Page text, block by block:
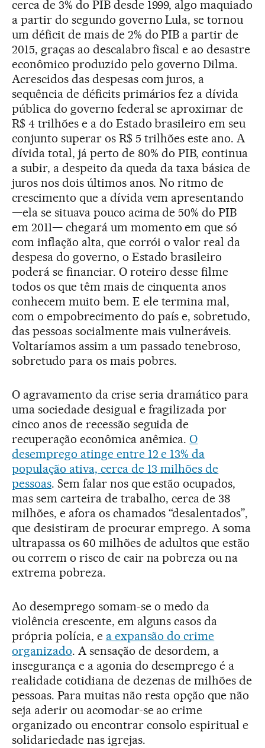
cerca de 3% do PIB desde 1999, algo maquiado
a partir do segundo governo Lula, se tornou
um déficit de mais de 2% do PIB a partir de
2015, graças ao descalabro fiscal e ao desastre
econômico produzido pelo governo Dilma.
Acrescidos das despesas com juros, a
sequência de déficits primários fez a dívida
pública do governo federal se aproximar de
R$ 4 trilhões e a do Estado brasileiro em seu
conjunto superar os R$ 5 trilhões este ano. A
dívida total, já perto de 80% do PIB, continua
a subir, a despeito da queda da taxa básica de
juros nos dois últimos anos. No ritmo de
crescimento que a dívida vem apresentando
—ela se situava pouco acima de 50% do PIB
em 2011— chegará um momento em que só
com inflação alta, que corrói o valor real da
despesa do governo, o Estado brasileiro
poderá se financiar. O roteiro desse filme
todos os que têm mais de cinquenta anos
conhecem muito bem. E ele termina mal,
com o empobrecimento do país e, sobretudo,
das pessoas socialmente mais vulneráveis.
Voltaríamos assim a um passado tenebroso,
sobretudo para os mais pobres.
O agravamento da crise seria dramático para
uma sociedade desigual e fragilizada por
cinco anos de recessão seguida de
recuperação econômica anêmica. O
desemprego atinge entre 12 e 13% da
população ativa, cerca de 13 milhões de
pessoas. Sem falar nos que estão ocupados,
mas sem carteira de trabalho, cerca de 38
milhões, e afora os chamados “desalentados”,
que desistiram de procurar emprego. A soma
ultrapassa os 60 milhões de adultos que estão
ou correm o risco de cair na pobreza ou na
extrema pobreza.
Ao desemprego somam-se o medo da
violência crescente, em alguns casos da
própria polícia, e a expansão do crime
organizado. A sensação de desordem, a
insegurança e a agonia do desemprego é a
realidade cotidiana de dezenas de milhões de
pessoas. Para muitas não resta opção que não
seja aderir ou acomodar-se ao crime
organizado ou encontrar consolo espiritual e
solidariedade nas igrejas.